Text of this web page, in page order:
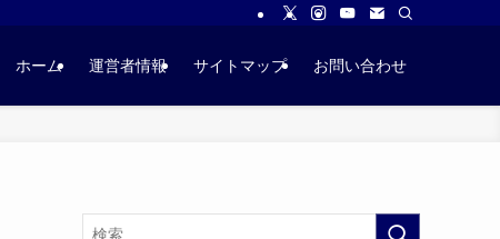
ホーム 運営者情報 サイトマップ お問い合わせ